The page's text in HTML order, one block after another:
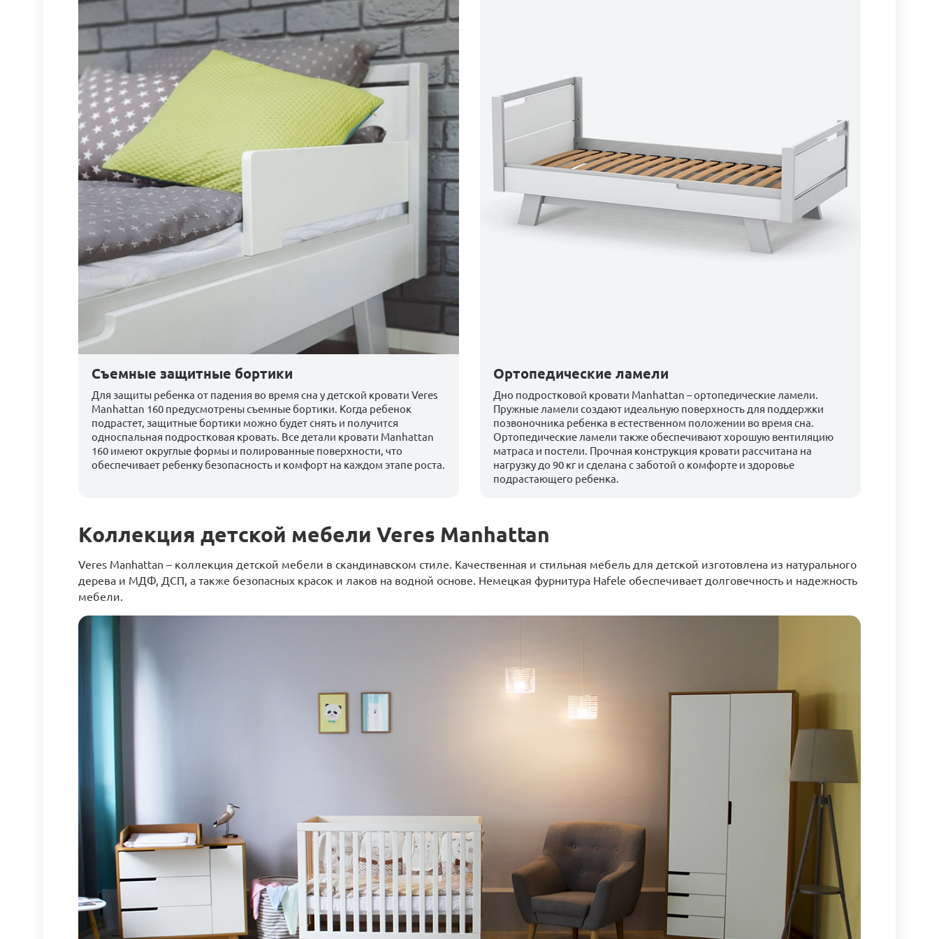
Съемные защитные бортики
Для защиты ребенка от падения во время сна у детской кровати Veres
Manhattan 160 предусмотрены съемные бортики. Когда ребенок
подрастет, защитные бортики можно будет снять и получится
односпальная подростковая кровать. Все детали кровати Manhattan
160 имеют округлые формы и полированные поверхности, что
обеспечивает ребенку безопасность и комфорт на каждом этапе роста.
Ортопедические ламели
Дно подростковой кровати Manhattan – ортопедические ламели.
Пружные ламели создают идеальную поверхность для поддержки
позвоночника ребенка в естественном положении во время сна.
Ортопедические ламели также обеспечивают хорошую вентиляцию
матраса и постели. Прочная конструкция кровати рассчитана на
нагрузку до 90 кг и сделана с заботой о комфорте и здоровье
подрастающего ребенка.
Коллекция детской мебели Veres Manhattan
Veres Manhattan – коллекция детской мебели в скандинавском стиле. Качественная и стильная мебель для детской изготовлена из натурального
дерева и МДФ, ДСП, а также безопасных красок и лаков на водной основе. Немецкая фурнитура Hafele обеспечивает долговечность и надежность
мебели.